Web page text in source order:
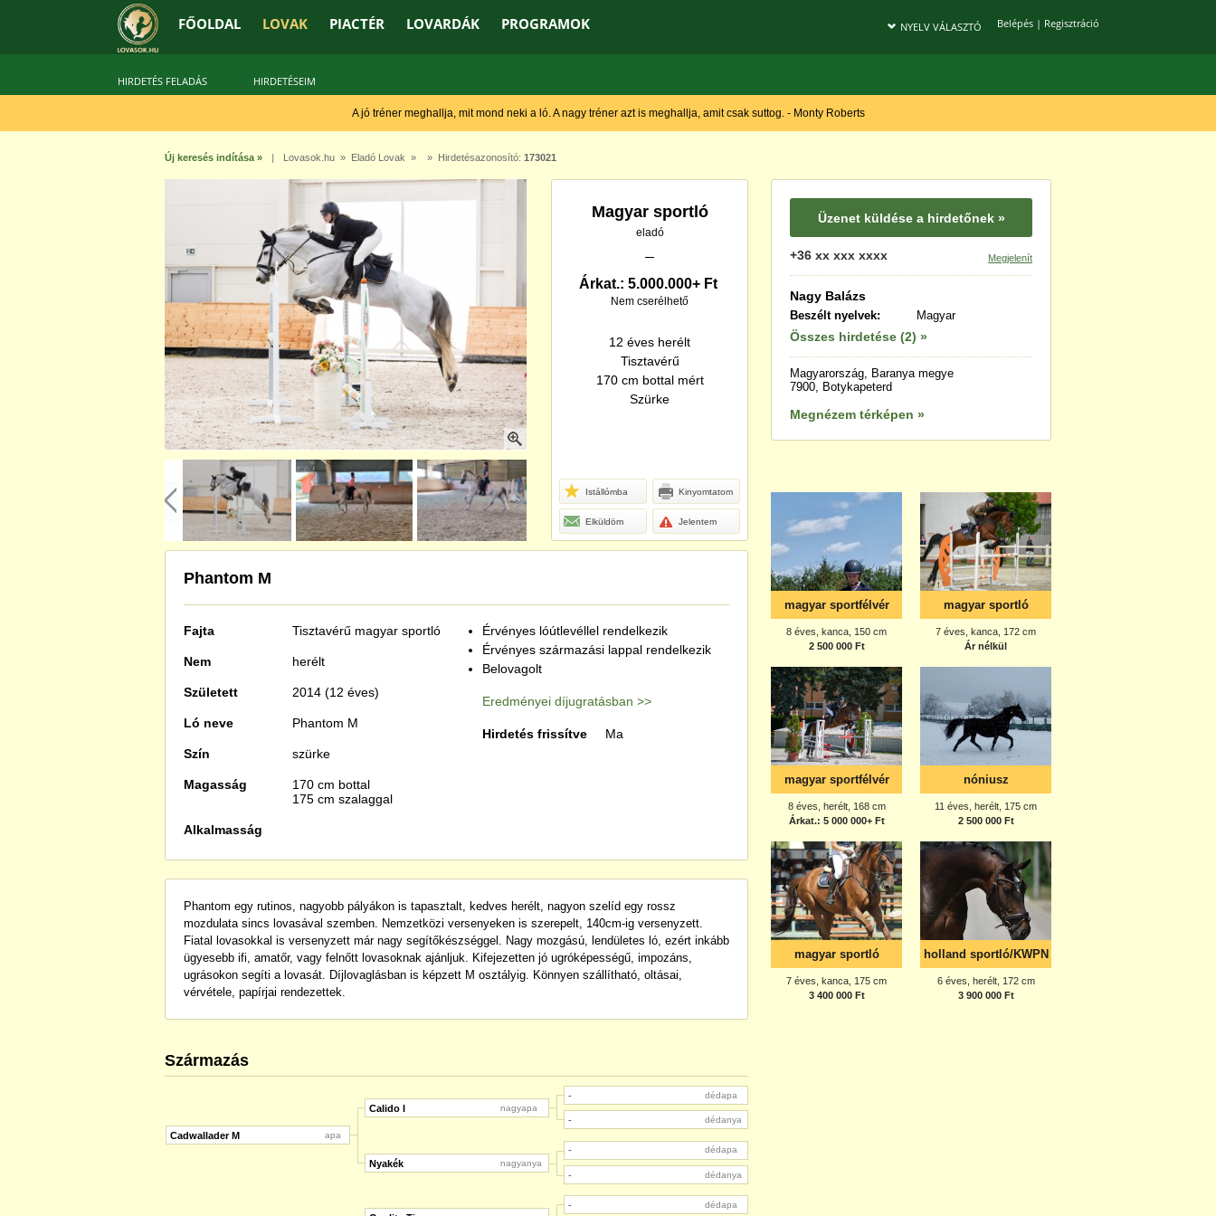
FŐOLDAL LOVAK PIACTÉR LOVARDÁK PROGRAMOK Belépés| Regisztráció
NYELV VÁLASZTÓ
HIRDETÉS FELADÁS HIRDETÉSEIM
A jó tréner meghallja, mit mond neki a ló. A nagy tréner azt is meghallja, amit csak suttog. - Monty Roberts
Új keresés indítása » | Lovasok.hu » Eladó Lovak » » Hirdetésazonosító: 173021
Magyar sportló
eladó
Árkat.: 5.000.000+ Ft
Nem cserélhető
12 éves herélt
Tisztavérű
170 cm bottal mért
Szürke
Istállómba Kinyomtatom
Elküldöm Jelentem
Phantom M
Fajta Tisztavérű magyar sportló
Nem herélt
Született 2014 (12 éves)
Ló neve Phantom M
Szín szürke
Magasság
170 cm bottal
175 cm szalaggal
Alkalmasság
Érvényes lóútlevéllel rendelkezik
Érvényes származási lappal rendelkezik
Belovagolt
Eredményei díjugratásban >>
Hirdetés frissítve Ma
Phantom egy rutinos, nagyobb pályákon is tapasztalt, kedves herélt, nagyon szelíd egy rossz
mozdulata sincs lovasával szemben. Nemzetközi versenyeken is szerepelt, 140cm-ig versenyzett.
Fiatal lovasokkal is versenyzett már nagy segítőkészséggel. Nagy mozgású, lendületes ló, ezért inkább
ügyesebb ifi, amatőr, vagy felnőtt lovasoknak ajánljuk. Kifejezetten jó ugróképességű, impozáns,
ugrásokon segíti a lovasát. Díjlovaglásban is képzett M osztályig. Könnyen szállítható, oltásai,
vérvétele, papírjai rendezettek.
Származás
Cadwallader M apa
Calido I nagyapa
Nyakék nagyanya
- dédapa
- dédanya
- dédapa
- dédanya
- dédapa
Üzenet küldése a hirdetőnek »
+36 xx xxx xxxx Megjelenít
Nagy Balázs
Beszélt nyelvek: Magyar
Összes hirdetése (2) »
Magyarország, Baranya megye
7900, Botykapeterd
Megnézem térképen »